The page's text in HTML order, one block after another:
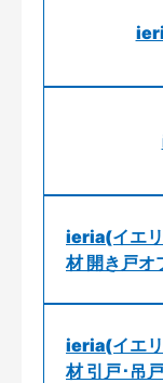
ieria(イエ
材 開き戸オ
ieria(イエ
材 引戸･吊